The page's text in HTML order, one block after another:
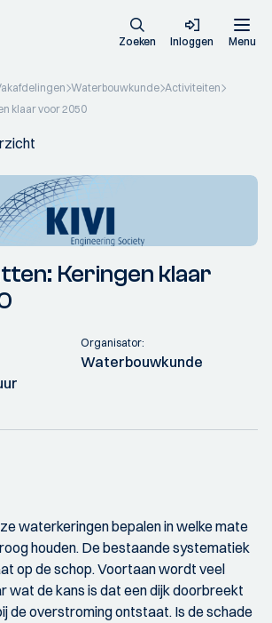
Zoeken Inloggen Menu
Waterbouwkunde Activiteiten
klaar voor 2050
Keringen klaar
Organisator:
Waterbouwkunde
waterkeringen bepalen in welke mate
houden. De bestaande systematiek
op de schop. Voortaan wordt veel
wat de kans is dat een dijk doorbreekt
de overstroming ontstaat. Is de schade